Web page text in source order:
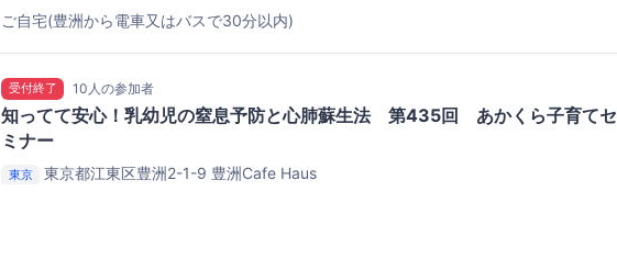
ご自宅(豊洲から電車又はバスで30分以内)
受付終了 10人の参加者
知ってて安心！乳幼児の窒息予防と心肺蘇生法 第435回 あかくら子育てセ
ミナー
東京 東京都江東区豊洲2-1-9 豊洲Cafe Haus